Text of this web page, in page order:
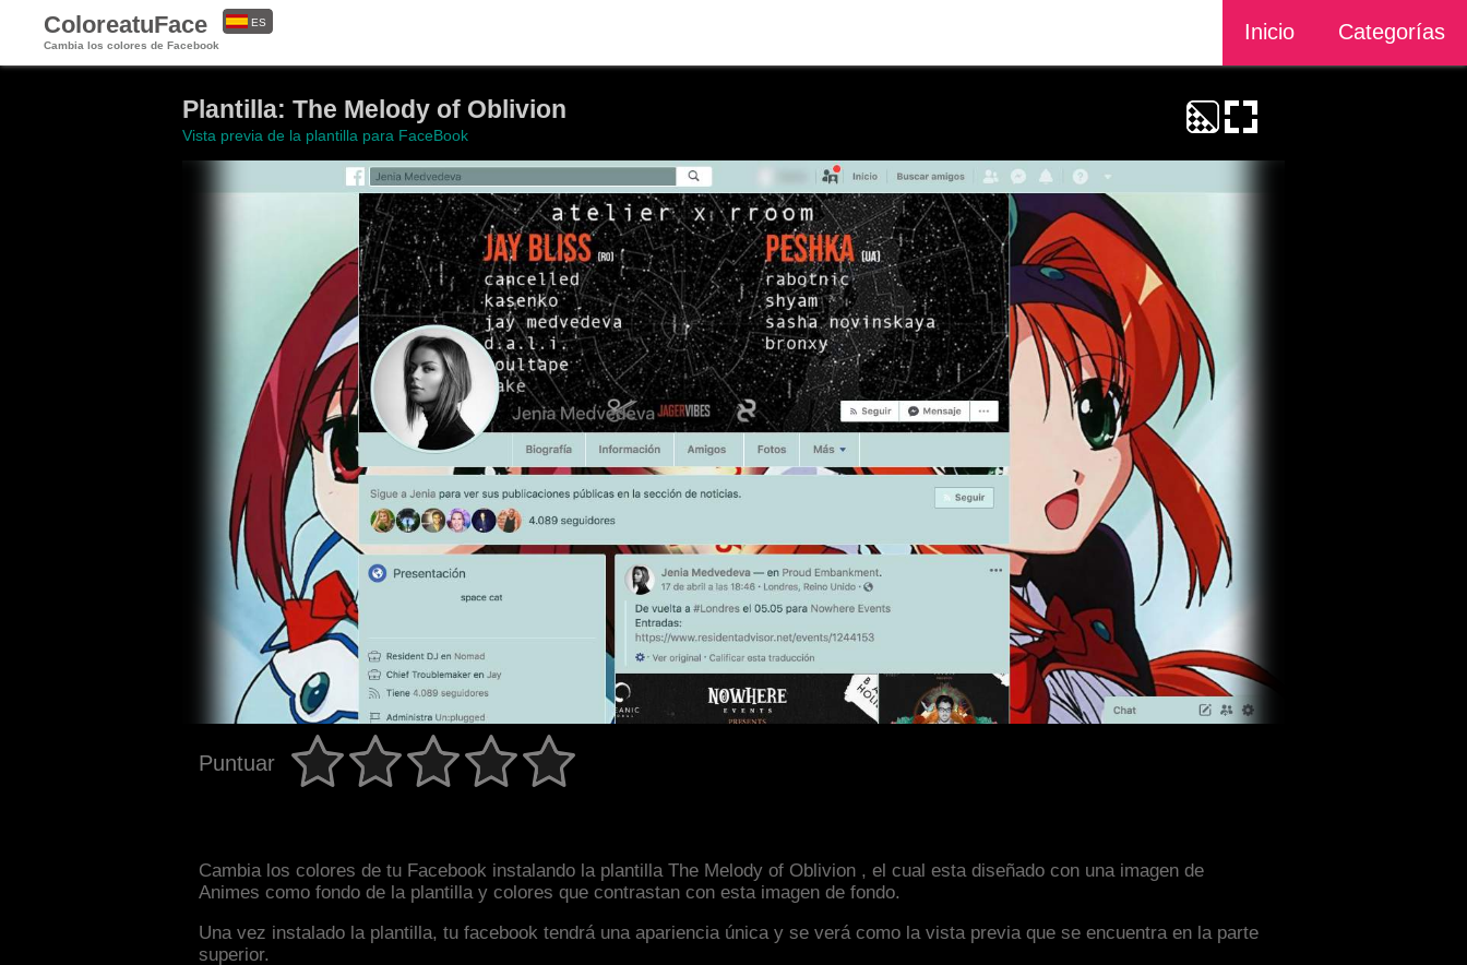
ColoreatuFace
Cambia los colores de Facebook
Inicio Categorías
ES
Plantilla: The Melody of Oblivion
Vista previa de la plantilla para FaceBook
Puntuar
Cambia los colores de tu Facebook instalando la plantilla The Melody of Oblivion , el cual esta diseñado con una imagen de
Animes como fondo de la plantilla y colores que contrastan con esta imagen de fondo.
Una vez instalado la plantilla, tu facebook tendrá una apariencia única y se verá como la vista previa que se encuentra en la parte
superior.